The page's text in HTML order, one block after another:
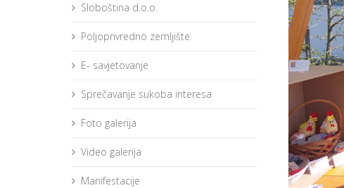
Sloboština d.o.o.
Poljoprivredno zemljište
E- savjetovanje
Sprečavanje sukoba interesa
Foto galerija
Video galerija
Manifestacije